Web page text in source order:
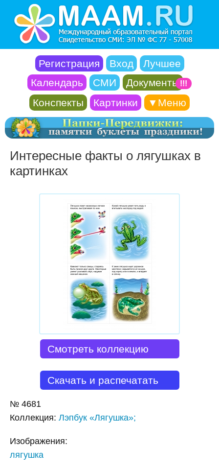
Регистрация Вход
Лучшее
Календарь
СМИ Документы !!!
Конспекты Картинки ▼Меню
Интересные факты о лягушках в
картинках
Смотреть коллекцию
Скачать и распечатать
№ 4681
Коллекция: Лэпбук «Лягушка»;
Изображения:
лягушка